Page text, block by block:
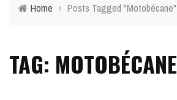
Home › Posts Tagged "Motobécane"
TAG: MOTOBÉCANE